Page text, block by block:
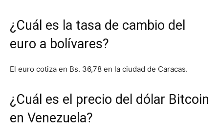
¿Cuál es la tasa de cambio del
euro a bolívares?
El euro cotiza en Bs. 36,78 en la ciudad de Caracas.
¿Cuál es el precio del dólar Bitcoin
en Venezuela?